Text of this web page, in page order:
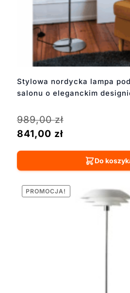
Stylowa nordycka lampa
salonu o eleganckim
989,00zł
841,00 zł
Do
PROMOCJA!